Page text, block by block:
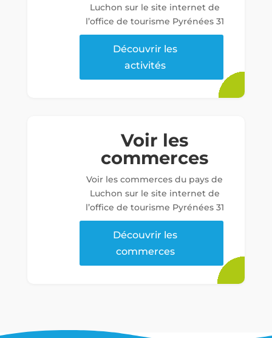
Luchon sur le site internet de
l’office de tourisme Pyrénées 31
Découvrir les
activités
Voir les
commerces
Voir les commerces du pays de
Luchon sur le site internet de
l’office de tourisme Pyrénées 31
Découvrir les
commerces